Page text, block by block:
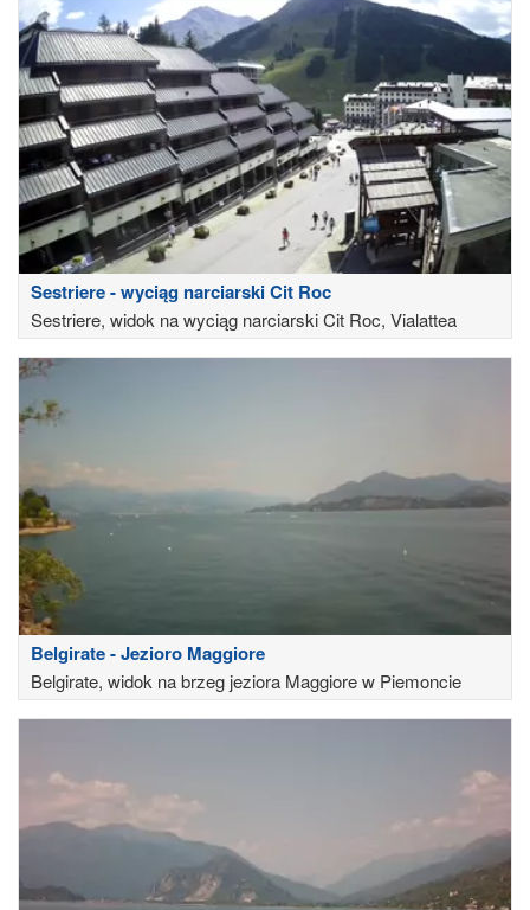
Sestriere - wyciąg narciarski Cit Roc
Sestriere, widok na wyciąg narciarski Cit Roc, Vialattea
Belgirate - Jezioro Maggiore
Belgirate, widok na brzeg jeziora Maggiore w Piemoncie